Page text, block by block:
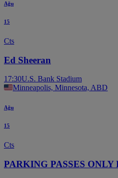
Ağu
15
Cts
Ed Sheeran
17:30U.S. Bank Stadium
Minneapolis, Minnesota, ABD
Ağu
15
Cts
PARKING PASSES ONLY